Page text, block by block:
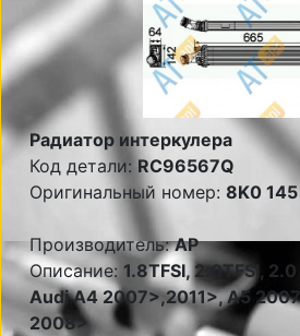
Радиатор интеркулера
Код детали: RC96567Q
Оригинальный номер: 8K0
Производитель:AP
Описание: 1.8TFSI, 2.0TFSI,
Audi A4 2007>,2011>, A5
2008>